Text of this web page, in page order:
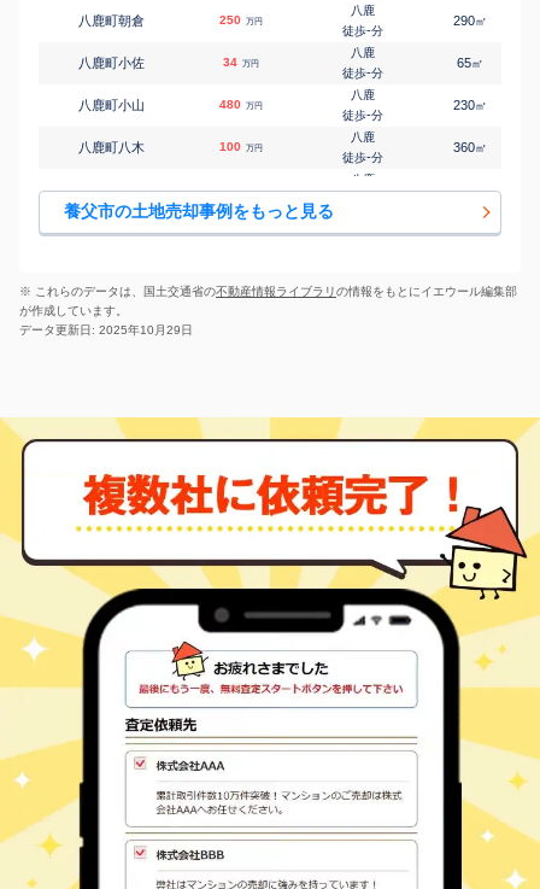
八鹿町朝倉 250 万円
八鹿
徒歩-分
290㎡
八鹿町小佐 34 万円
八鹿
徒歩-分
65㎡
八鹿町小山 480 万円
八鹿
徒歩-分
230㎡
八鹿町八木 100 万円
八鹿
徒歩-分
360㎡
八鹿町八鹿 820 万円
八鹿
1900㎡
八鹿町八鹿 1,200 万円
24
1400㎡
養父市の土地売却事例をもっと見る
※ これらのデータは、国土交通省の不動産情報ライブラリの情報をもとにイエウール編集部
が作成しています。
データ更新日: 2025年10月29日